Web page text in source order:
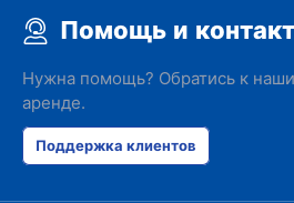
Помощь и
Нужна помощь? Обратись к
аренде.
Поддержка клиентов